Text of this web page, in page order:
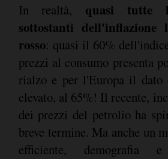
In realtà, quasi tutte
sottostanti dell'inflazione
rosso: quasi il 60%
prezzi al consumo presenta
rialzo e per l'Europa il dato
elevato, al 65%! Il recente,
dei prezzi del petrolio ha
breve termine. Ma anche un
efficiente, demografia e